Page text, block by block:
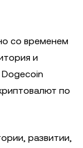
со временем
и
по
развитии,